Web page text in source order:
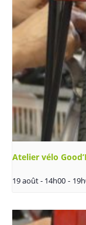
Atelier vélo
19 août - 14h00 -